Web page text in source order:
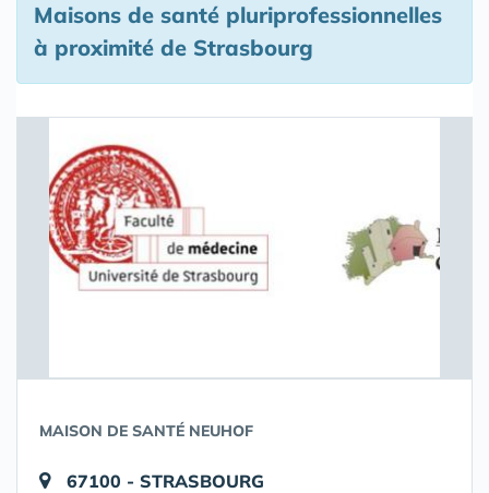
Maisons de santé pluriprofessionnelles
à proximité de Strasbourg
MAISON DE SANTÉ NEUHOF
67100 - STRASBOURG